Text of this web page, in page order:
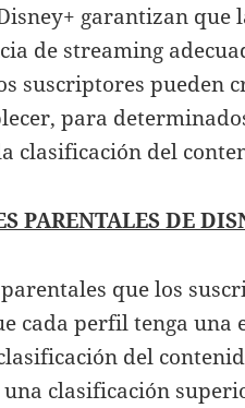
garantizan que
de streaming
suscriptores pueden
para
clasificación del
PARENTALES DE
que los
cada perfil tenga una
del
clasificación